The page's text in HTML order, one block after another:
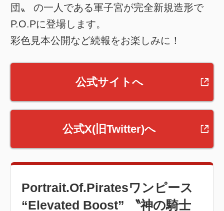
団〟 の一人である軍子宮が完全新規造形で
P.O.Pに登場します。
彩色見本公開など続報をお楽しみに！
公式サイトへ
公式X(旧Twitter)へ
Portrait.Of.Piratesワンピース
“Elevated Boost” 〝神の騎士